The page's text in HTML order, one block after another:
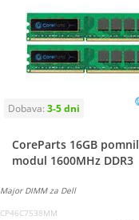
CoreParts 16GB
modul 1600MHz DDR3
Major DIMM za Dell
CP46C7538MM